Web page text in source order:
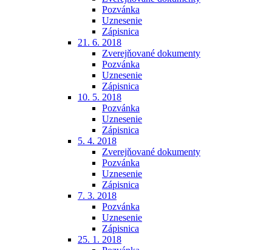
Pozvánka
Uznesenie
Zápisnica
21. 6. 2018
Zverejňované dokumenty
Pozvánka
Uznesenie
Zápisnica
10. 5. 2018
Pozvánka
Uznesenie
Zápisnica
5. 4. 2018
Zverejňované dokumenty
Pozvánka
Uznesenie
Zápisnica
7. 3. 2018
Pozvánka
Uznesenie
Zápisnica
25. 1. 2018